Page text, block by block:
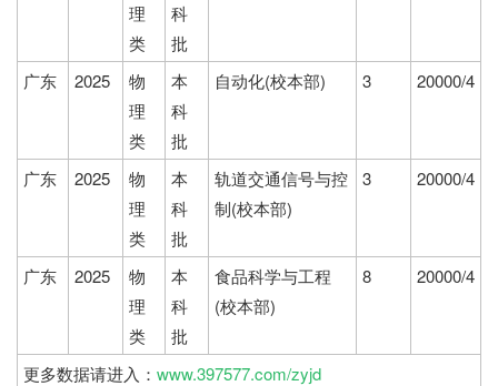
理
类
科
批
广东 2025
物
理
类
本
科
批
自动化(校本部) 3 20000/4
广东 2025
物
理
类
本
科
批
轨道交通信号与控
制(校本部)
3 20000/4
广东 2025
物
理
类
本
科
批
食品科学与工程
(校本部)
8 20000/4
更多数据请进入： www.397577.com/zyjd